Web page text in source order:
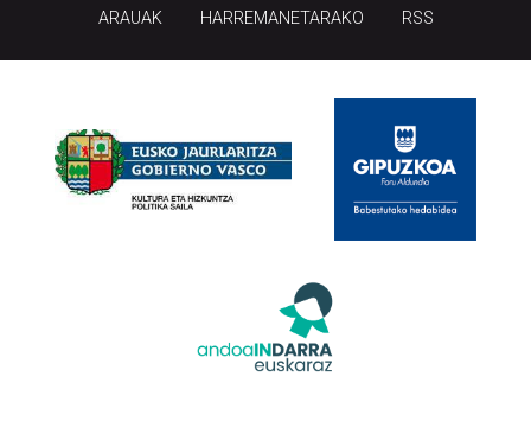
ARAUAK HARREMANETARAKO RSS